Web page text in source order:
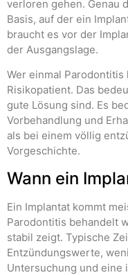
verloren gehen. Genau
Basis, auf der ein
braucht es vor der
der Ausgangslage.
Wer einmal
Risikopatient. Das
gute Lösung sind. Es
Vorbehandlung und
als bei einem völlig
Vorgeschichte.
Wann ein
Ein Implantat kommt
Parodontitis behandelt
stabil zeigt. Typische
Entzündungswerte,
Untersuchung und eine